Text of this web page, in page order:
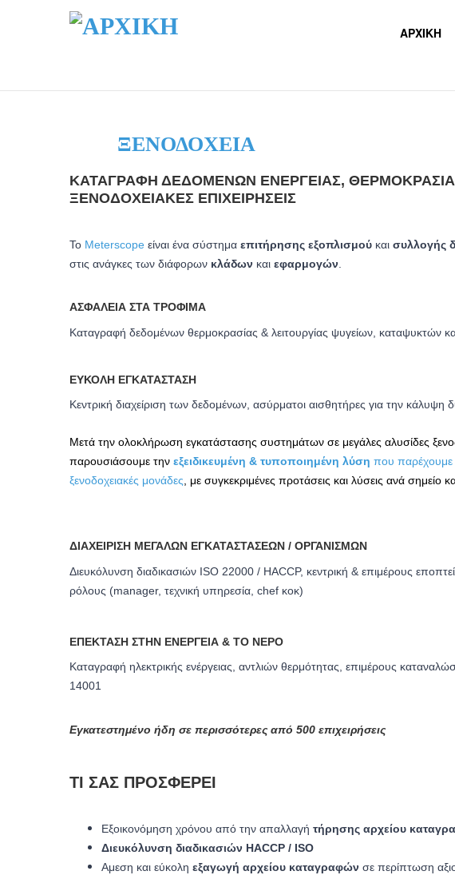
ΑΡΧΙΚΉ
ΞΕΝΟΔΟΧΕΊΑ
ΚΑΤΑΓΡΑΦΉ ΔΕΔΟΜΈΝΩΝ ΕΝΈΡΓΕΙΑΣ,
ΞΕΝΟΔΟΧΕΙΑΚΈΣ ΕΠΙΧΕΙΡΉΣΕΙΣ
Το Meterscope είναι ένα σύστημα επιτήρησης εξοπλισμού και συλλογής
στις ανάγκες των διάφορων κλάδων και εφαρμογών
ΑΣΦΆΛΕΙΑ ΣΤΑ ΤΡΌΦΙΜΑ
Καταγραφή δεδομένων θερμοκρασίας & λειτουργίας ψυγείων, καταψυκτών
ΕΎΚΟΛΗ ΕΓΚΑΤΆΣΤΑΣΗ
Κεντρική διαχείριση των δεδομένων, ασύρματοι αισθητήρες για την
Μετά την ολοκλήρωση εγκατάστασης συστημάτων σε μεγάλες αλυσίδες
παρουσιάσουμε την εξειδικευμένη & τυποποιημένη λύση που παρέχουμε
ξενοδοχειακές μονάδες , με συγκεκριμένες προτάσεις και λύσεις ανά σημείο
ΔΙΑΧΕΊΡΙΣΗ ΜΕΓΆΛΩΝ ΕΓΚΑΤΑΣΤΆΣΕΩΝ / ΟΡΓΑΝΙΣΜΏΝ
Διευκόλυνση διαδικασιών ISO 22000 / HACCP, κεντρική & επιμέρους
ρόλους (manager, τεχνική υπηρεσία, chef κοκ)
ΕΠΈΚΤΑΣΗ ΣΤΗΝ ΕΝΈΡΓΕΙΑ & ΤΟ ΝΕΡΌ
Καταγραφή ηλεκτρικής ενέργειας, αντλιών θερμότητας, επιμέρους
14001
Εγκατεστημένο ήδη σε περισσότερες από 500 επιχειρήσεις
ΤΙ ΣΑΣ ΠΡΟΣΦΈΡΕΙ
Εξοικονόμηση χρόνου από την απαλλαγή τήρησης αρχείου
Διευκόλυνση διαδικασιών HACCP / ISO
Αμεση και εύκολη εξαγωγή αρχείου καταγραφών σε περίπτωση